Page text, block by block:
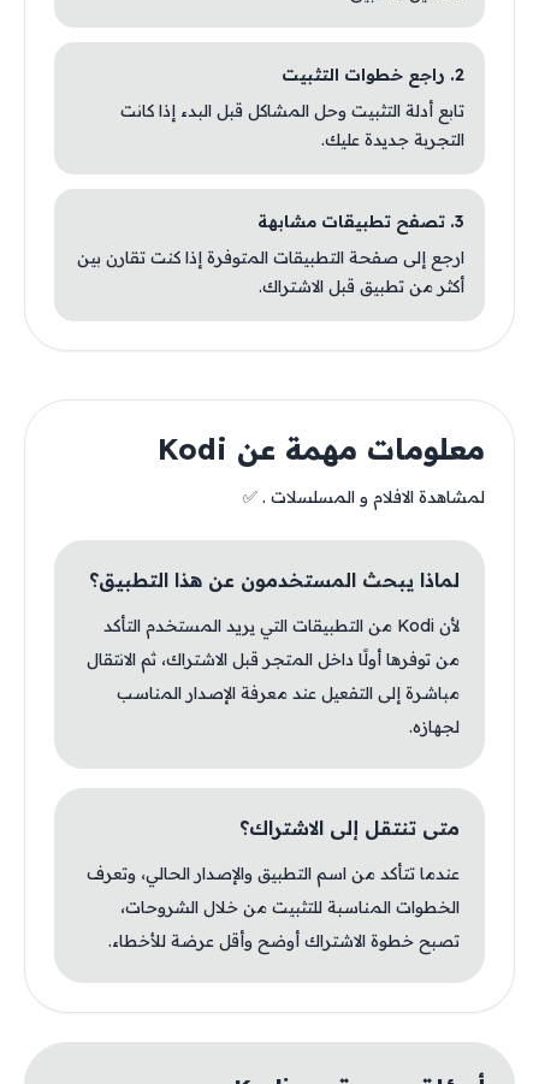
2. راجع خطوات التثبيت
تابع أدلة التثبيت وحل المشاكل قبل البدء إذا كانت
التجربة جديدة عليك.
3. تصفح تطبيقات مشابهة
ارجع إلى صفحة التطبيقات المتوفرة إذا كنت تقارن بين
أكثر من تطبيق قبل الاشتراك.
معلومات مهمة عن Kodi
لمشاهدة الافلام و المسلسلات . ✅
لماذا يبحث المستخدمون عن هذا التطبيق؟
لأن Kodi من التطبيقات التي يريد المستخدم التأكد
من توفرها أولًا داخل المتجر قبل الاشتراك، ثم الانتقال
مباشرة إلى التفعيل عند معرفة الإصدار المناسب
لجهازه.
متى تنتقل إلى الاشتراك؟
عندما تتأكد من اسم التطبيق والإصدار الحالي، وتعرف
الخطوات المناسبة للتثبيت من خلال الشروحات،
تصبح خطوة الاشتراك أوضح وأقل عرضة للأخطاء.